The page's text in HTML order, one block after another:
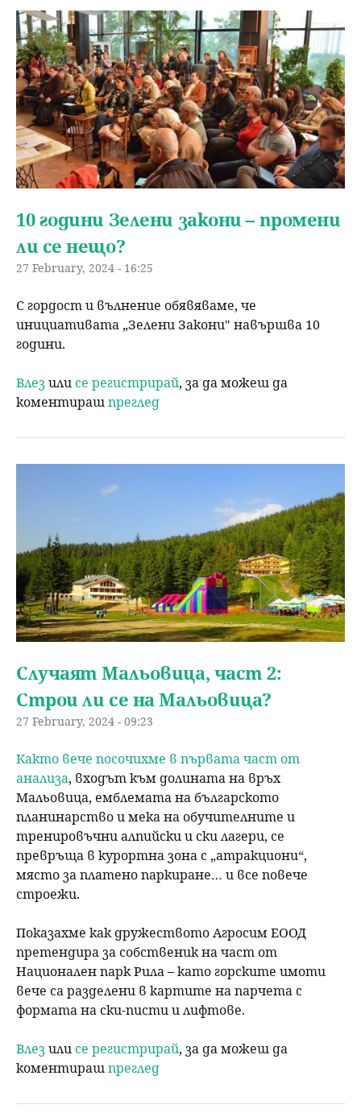
н
ю
ъ
р
с
е
н
е
u
10 години Зелени закони – промени
ли се нещо?
27 February, 2024 - 16:25
С гордост и вълнение обявяваме, че
инициативата „Зелени Закони" навършва 10
години.
Влезили се регистрирай, за да можеш да
коментирашпреглед
Случаят Мальовица, част 2:
Строи ли се на Мальовица?
27 February, 2024 - 09:23
Както вече посочихме в първата част от
анализа, входът към долината на връх
Мальовица, емблемата на българското
планинарство и мека на обучителните и
тренировъчни алпийски и ски лагери, се
превръща в курортна зона с „атракциони“,
място за платено паркиране… и все повече
строежи.
Показахме как дружеството Агросим ЕООД
претендира за собственик на част от
Национален парк Рила – като горските имоти
вече са разделени в картите на парчета с
формата на ски-писти и лифтове.
Влезили се регистрирай, за да можеш да
коментирашпреглед